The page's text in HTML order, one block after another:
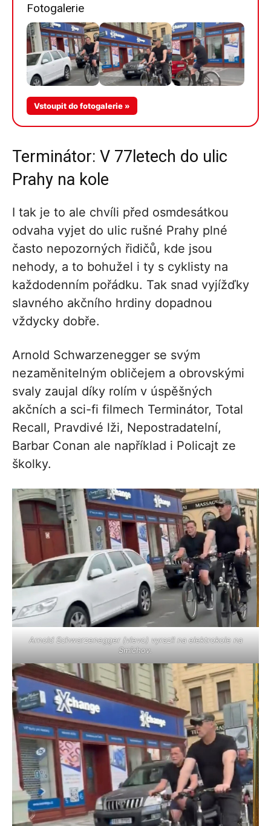
Fotogalerie
Vstoupit do fotogalerie »
Terminátor: V 77letech do ulic
Prahy na kole
I tak je to ale chvíli před osmdesátkou
odvaha vyjet do ulic rušné Prahy plné
často nepozorných řidičů, kde jsou
nehody, a to bohužel i ty s cyklisty na
každodenním pořádku. Tak snad vyjížďky
slavného akčního hrdiny dopadnou
vždycky dobře.
Arnold Schwarzenegger se svým
nezaměnitelným obličejem a obrovskými
svaly zaujal díky rolím v úspěšných
akčních a sci-fi filmech Terminátor, Total
Recall, Pravdivé lži, Nepostradatelní,
Barbar Conan ale například i Policajt ze
školky.
Arnold Schwarzenegger (vlevo) vyrazil na elektrokole na
Smíchov.